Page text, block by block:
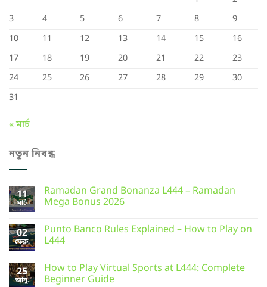
3
4 5 6 7 8
9
10
11 12 13 14 15
16
17
18 19 20 21 22
23
24
25 26 27 28 29
30
31
« মার্চ
নতুন নিবন্ধ
11
মার্চ
Ramadan Grand Bonanza L444 – Ramadan
Mega Bonus 2026
02
ফেব্রু.
Punto Banco Rules Explained – How to Play on
L444
25
জানু.
How to Play Virtual Sports at L444: Complete
Beginner Guide